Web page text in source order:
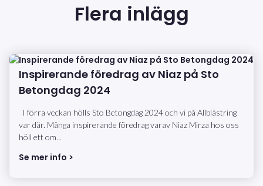
Flera inlägg
Inspirerande föredrag av Niaz på Sto
Betongdag 2024
I förra veckan hölls Sto Betongdag 2024 och vi på Allblästring
var där. Många inspirerande föredrag varav Niaz Mirza hos oss
höll ett om...
Se mer info >